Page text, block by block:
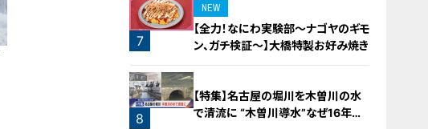
6
7
NEW
【全力！なにわ実験部～ナゴヤのギモ
ン、ガチ検証～】大橋特製お好み焼き
8
【特集】名古屋の堀川を木曽川の水
で清流に “木曽川導水”なぜ16年ぶ